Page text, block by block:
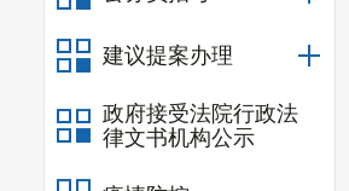
建议提案办理
政府接受法院行政法
律文书机构公示